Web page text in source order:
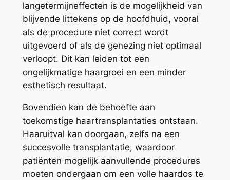
langetermijneffecten is de mogelijkheid van
blijvende littekens op de hoofdhuid, vooral
als de procedure niet correct wordt
uitgevoerd of als de genezing niet optimaal
verloopt. Dit kan leiden tot een
ongelijkmatige haargroei en een minder
esthetisch resultaat.
Bovendien kan de behoefte aan
toekomstige haartransplantaties ontstaan.
Haaruitval kan doorgaan, zelfs na een
succesvolle transplantatie, waardoor
patiënten mogelijk aanvullende procedures
moeten ondergaan om een volle haardos te